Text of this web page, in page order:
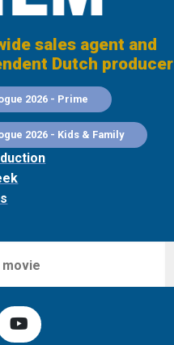
sales agent and
Dutch producer
2026 - Prime
2026 - Kids & Family